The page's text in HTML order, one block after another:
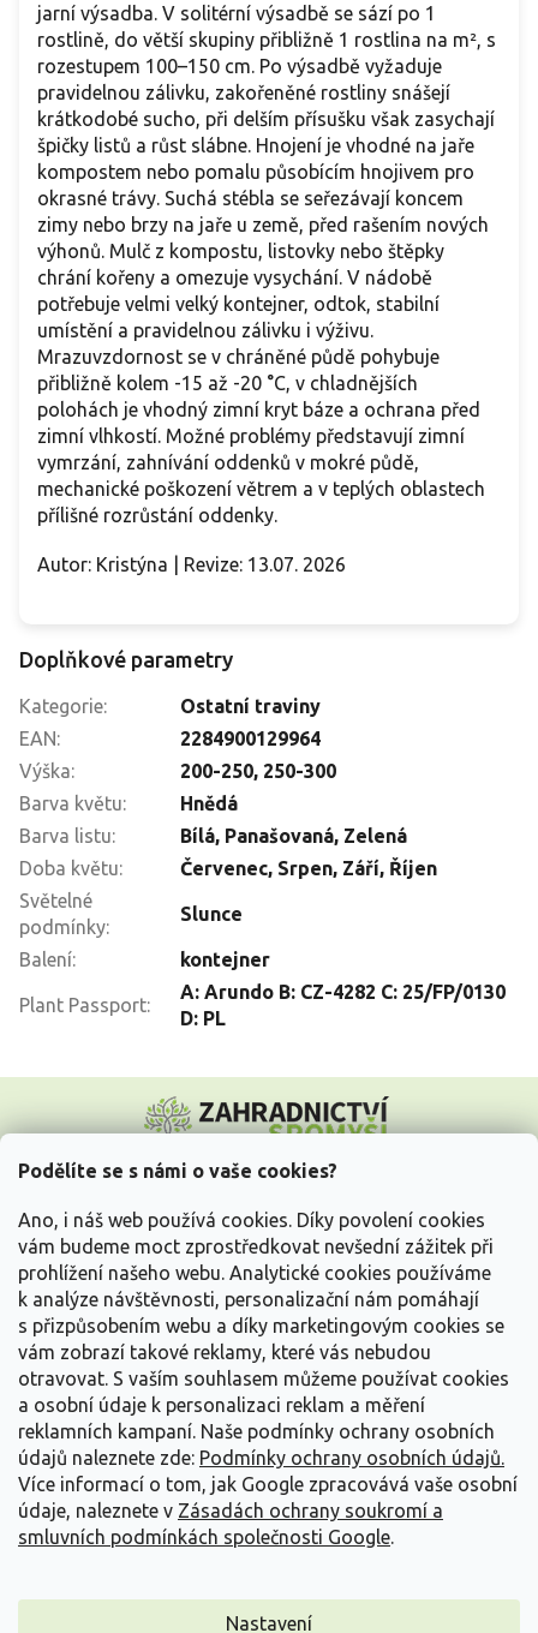
Podělíte se s námi o vaše cookies?
Ano, i náš web používá cookies. Díky povolení cookies
vám budeme moct zprostředkovat nevšední zážitek při
prohlížení našeho webu. Analytické cookies používáme
k analýze návštěvnosti, personalizační nám pomáhají
s přizpůsobením webu a díky marketingovým cookies se
vám zobrazí takové reklamy, které vás nebudou
otravovat. S vaším souhlasem můžeme používat cookies
a osobní údaje k personalizaci reklam a měření
reklamních kampaní. Naše podmínky ochrany osobních
údajů naleznete zde: Podmínky ochrany osobních údajů.
Více informací o tom, jak Google zpracovává vaše osobní
údaje, naleznete v Zásadách ochrany soukromí a
smluvních podmínkách společnosti Google.
Nastavení
jarní výsadba. V solitérní výsadbě se sází po 1
rostlině, do větší skupiny přibližně 1 rostlina na m², s
rozestupem 100–150 cm. Po výsadbě vyžaduje
pravidelnou zálivku, zakořeněné rostliny snášejí
krátkodobé sucho, při delším přísušku však zasychají
špičky listů a růst slábne. Hnojení je vhodné na jaře
kompostem nebo pomalu působícím hnojivem pro
okrasné trávy. Suchá stébla se seřezávají koncem
zimy nebo brzy na jaře u země, před rašením nových
výhonů. Mulč z kompostu, listovky nebo štěpky
chrání kořeny a omezuje vysychání. V nádobě
potřebuje velmi velký kontejner, odtok, stabilní
umístění a pravidelnou zálivku i výživu.
Mrazuvzdornost se v chráněné půdě pohybuje
přibližně kolem -15 až -20 °C, v chladnějších
polohách je vhodný zimní kryt báze a ochrana před
zimní vlhkostí. Možné problémy představují zimní
vymrzání, zahnívání oddenků v mokré půdě,
mechanické poškození větrem a v teplých oblastech
přílišné rozrůstání oddenky.
Autor: Kristýna | Revize: 13.07. 2026
Doplňkové parametry
Kategorie:
Ostatní traviny
EAN:
2284900129964
Výška: 200-250, 250-300
Barva květu:
Hnědá
Barva listu: Bílá, Panašovaná, Zelená
Doba květu: Červenec, Srpen, Září, Říjen
Světelné
podmínky:
Slunce
Balení: kontejner
Plant Passport:
A: Arundo B: CZ-4282 C: 25/FP/0130
D: PL
p
Vše o nákupu
Informace pro Vás
Kontakujte nás
Vytvořil Shoptet